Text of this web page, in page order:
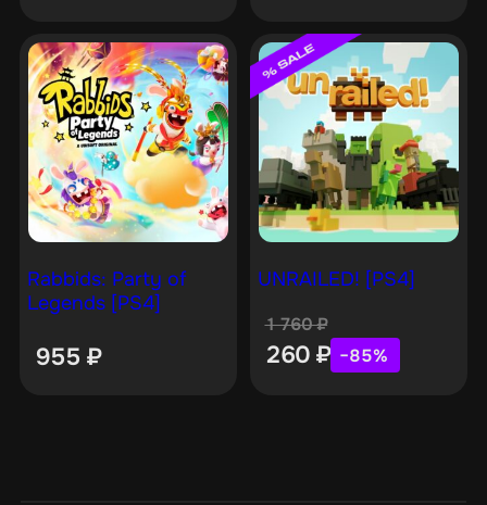
Rabbids: Party of
Legends [PS4]
955 ₽
UNRAILED! [PS4]
1 760₽
260 ₽ −85%